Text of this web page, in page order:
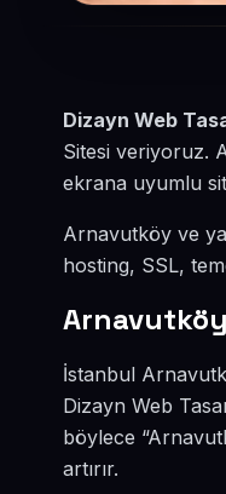
Dizayn Web
Sitesi veriyoruz.
ekrana uyumlu
Arnavutköy ve
hosting, SSL,
İstanbul
Dizayn Web
böylece
artırır.